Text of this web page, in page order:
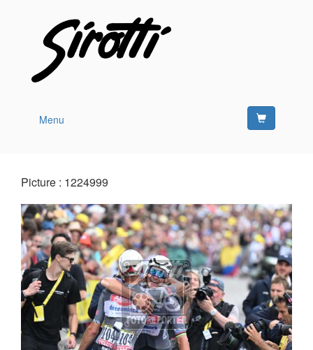
Menu
Picture : 1224999